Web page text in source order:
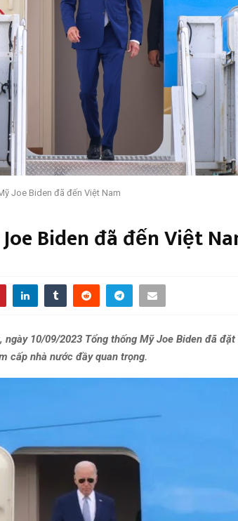
Joe Biden đã đến Việt Nam
Biden đã đến Việt
ngày 10/09/2023 Tổng thống Mỹ Joe Biden đã
cấp nhà nước đầy quan trọng.